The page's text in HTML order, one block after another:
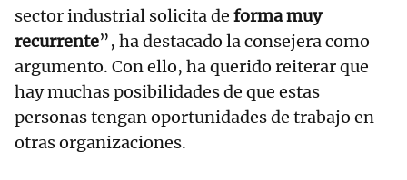
sector industrial solicita de forma muy
recurrente”, ha destacado la consejera como
argumento. Con ello, ha querido reiterar que
hay muchas posibilidades de que estas
personas tengan oportunidades de trabajo en
otras organizaciones.